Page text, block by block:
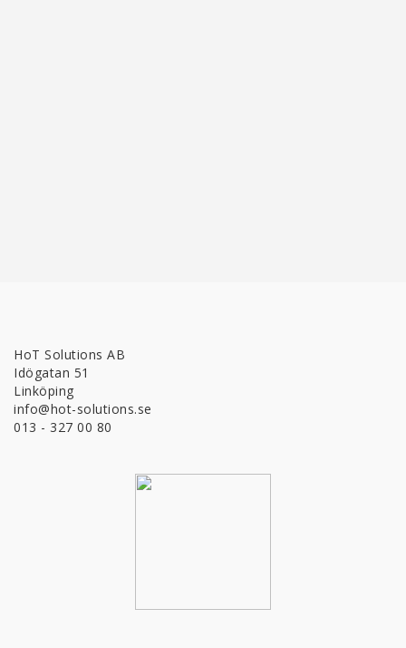
HoT Solutions AB
Idögatan 51
Linköping
info@hot-solutions.se
013 - 327 00 80